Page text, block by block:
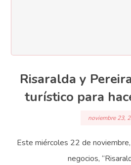
Risaralda y
turístico para
noviembre 23,
Este miércoles 22 de
negocios,